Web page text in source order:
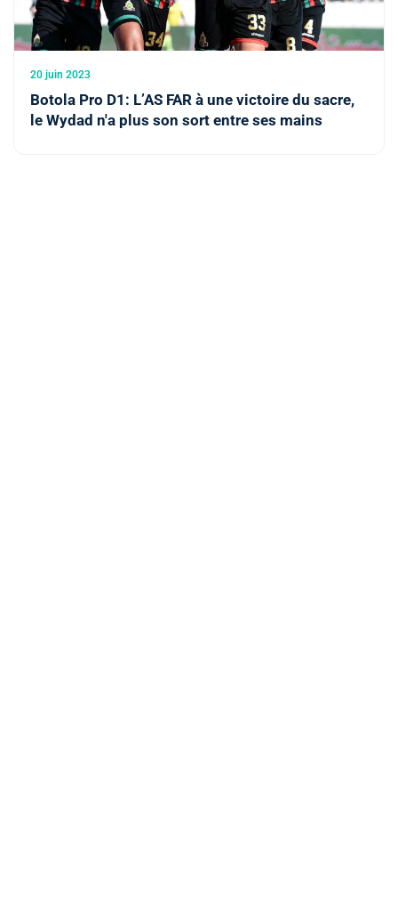
20 juin 2023
Botola Pro D1: L’AS FAR à une victoire du sacre,
le Wydad n'a plus son sort entre ses mains